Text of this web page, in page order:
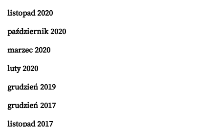
listopad 2020
październik 2020
marzec 2020
luty 2020
grudzień 2019
grudzień 2017
listopad 2017